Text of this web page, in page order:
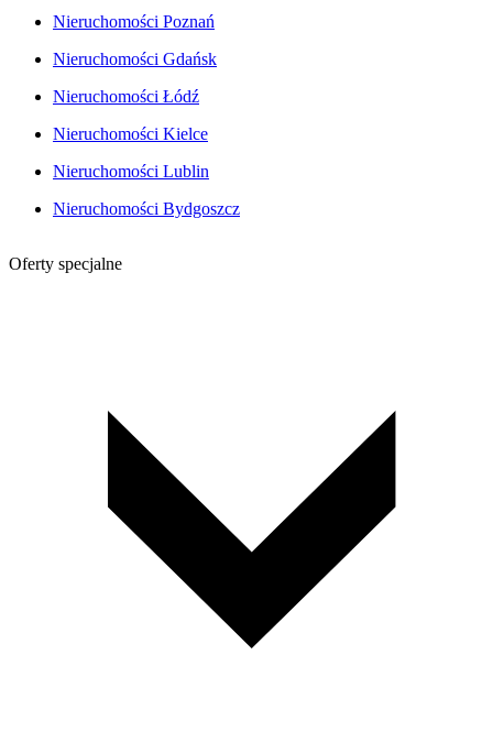
Nieruchomości Poznań
Nieruchomości Gdańsk
Nieruchomości Łódź
Nieruchomości Kielce
Nieruchomości Lublin
Nieruchomości Bydgoszcz
Oferty specjalne